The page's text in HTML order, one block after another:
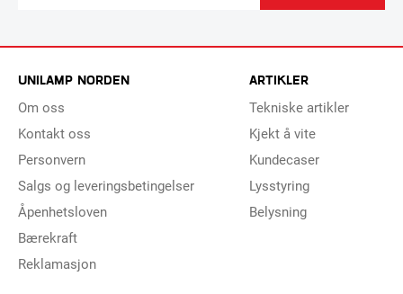
UNILAMP NORDEN
Om oss
Kontakt oss
Personvern
Salgs og leveringsbetingelser
Åpenhetsloven
Bærekraft
Reklamasjon
ARTIKLER
Tekniske artikler
Kjekt å vite
Kundecaser
Lysstyring
Belysning